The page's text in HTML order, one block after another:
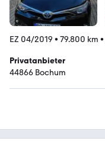
EZ 04/2019 • 79.800 km •
Privatanbieter
44866 Bochum